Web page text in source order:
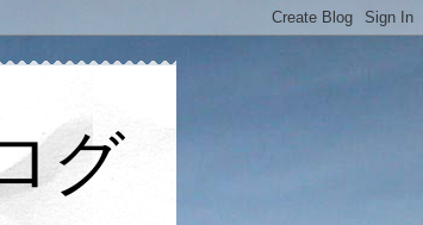
グ